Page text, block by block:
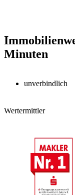
Minuten
unverbindlich
Wertermittler